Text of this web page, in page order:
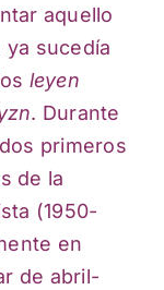
aquello
ya sucedía
leyen
. Durante
primeros
de la
(1950-
en
de abril-